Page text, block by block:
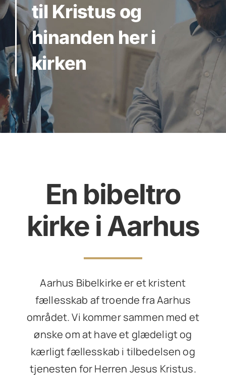
til Kristus og
hinanden her i
kirken
En bibeltro
kirke i Aarhus
Aarhus Bibelkirke er et kristent
fællesskab af troende fra Aarhus
området. Vi kommer sammen med et
ønske om at have et glædeligt og
kærligt fællesskab i tilbedelsen og
tjenesten for Herren Jesus Kristus.